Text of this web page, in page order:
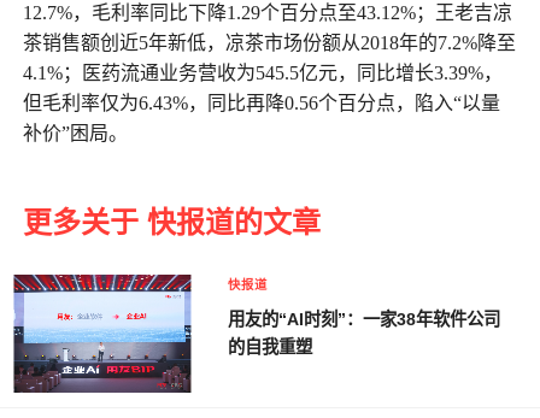
12.7%，毛利率同比下降1.29个百分点至43.12%；王老吉凉
茶销售额创近5年新低，凉茶市场份额从2018年的7.2%降至
4.1%；医药流通业务营收为545.5亿元，同比增长3.39%，
但毛利率仅为6.43%，同比再降0.56个百分点，陷入“以量
补价”困局。
更多关于 快报道的文章
快报道
用友的“AI时刻”：一家38年软件公司
的自我重塑